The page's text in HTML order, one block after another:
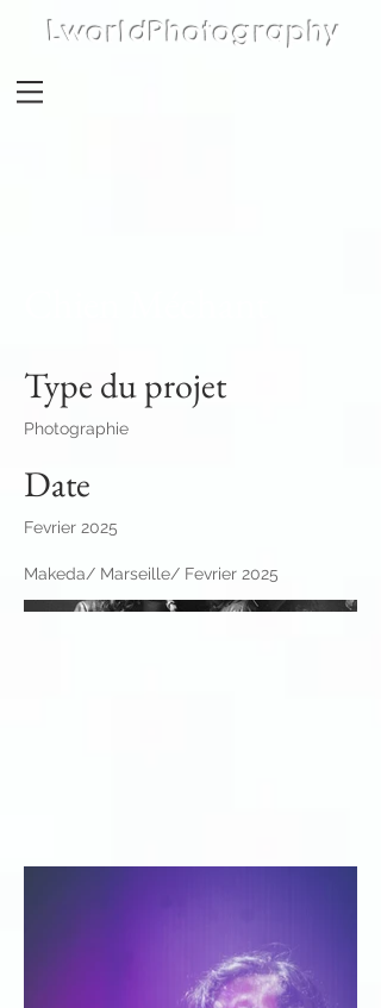
LworldPhotography
Type du projet
Photographie
Date
Fevrier 2025
Makeda/ Marseille/ Fevrier 2025